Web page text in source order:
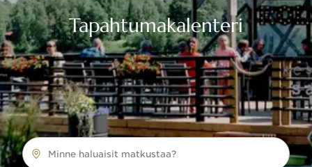
Tapahtumakalenteri
Minne haluaisit matkustaa?